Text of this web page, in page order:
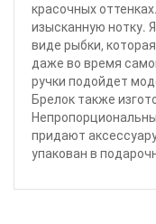
красочных
изысканную нотку.
виде рыбки,
даже во время
ручки подойдет
Брелок также
придают
упакован в